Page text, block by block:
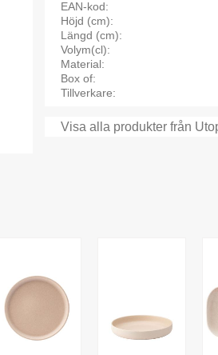
EAN-kod
Höjd (cm)
Längd (cm)
Volym(cl)
Material
Box of
Tillverkare
Visa alla produkter från